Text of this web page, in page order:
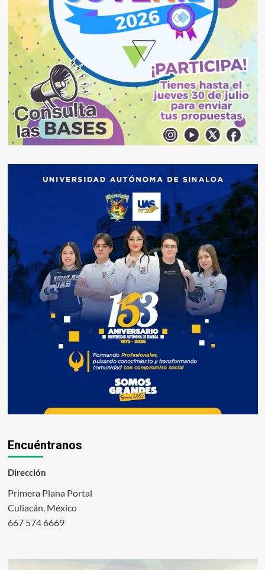
Encuéntranos
Dirección
Primera Plana Portal
Culiacán, México
667 574 6669